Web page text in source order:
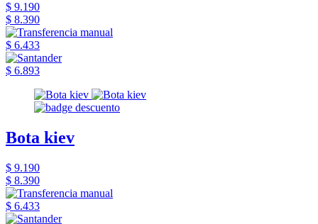
$ 9.190
$ 8.390
$ 6.433
$ 6.893
Bota kiev
$ 9.190
$ 8.390
$ 6.433